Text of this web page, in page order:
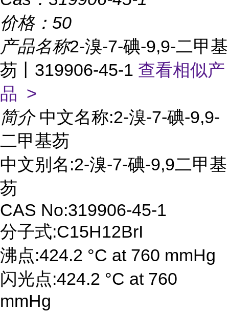
价格： 50
产品名称2-溴-7-碘-9,9-二甲基
芴丨319906-45-1 查看相似产
品 >
简介 中文名称:2-溴-7-碘-9,9-
二甲基芴
中文别名:2-溴-7-碘-9,9二甲基
芴
CAS No:319906-45-1
分子式:C15H12BrI
沸点:424.2 °C at 760 mmHg
闪光点:424.2 °C at 760
mmHg